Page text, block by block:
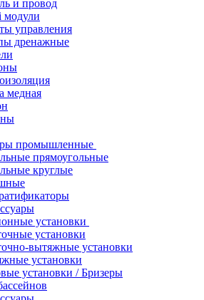
и провод
модули
управления
дренажные
медная
промышленные
прямоугольные
круглые
установки
установки
вытяжные установки
установки
установки / Бризеры